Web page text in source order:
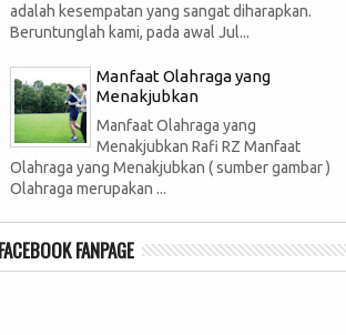
adalah kesempatan yang sangat diharapkan.
Beruntunglah kami, pada awal Jul...
Manfaat Olahraga yang
Menakjubkan
Manfaat Olahraga yang
Menakjubkan Rafi RZ Manfaat
Olahraga yang Menakjubkan ( sumber gambar )
Olahraga merupakan ...
FACEBOOK FANPAGE